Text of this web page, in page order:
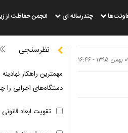
چندرسانه ای انجمن حفاظت از
۱۶:۴۶
نظرسنجی
مهمترین راهکار
دستگاه‌های اجرایی را
تقویت ابعاد